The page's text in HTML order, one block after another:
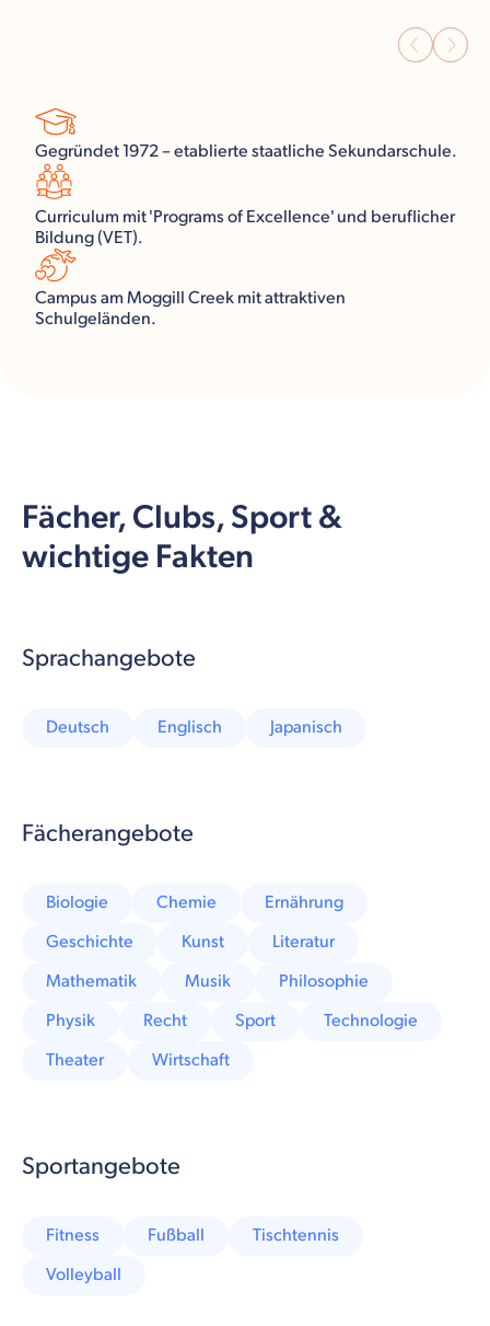
Gegründet 1972 – etablierte staatliche Sekundarschule.
Curriculum mit 'Programs of Excellence' und beruflicher
Bildung (VET).
Campus am Moggill Creek mit attraktiven
Schulgeländen.
Fächer, Clubs, Sport &
wichtige Fakten
Sprachangebote
Deutsch Englisch Japanisch
Fächerangebote
Biologie Chemie
Ernährung
Geschichte
Kunst
Literatur
Mathematik
Musik
Philosophie
Physik
Recht Sport
Technologie
Theater
Wirtschaft
Sportangebote
Fitness Fußball
Tischtennis
Volleyball